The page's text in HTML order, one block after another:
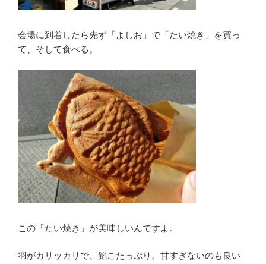
会場に到着したら先ず「よしお」で「たい焼き」を買っ
て、そして食べる。
この「たい焼き」が美味しいんですよ。
羽がカリッカリで、餡こたっぷり。甘すぎないのも良い